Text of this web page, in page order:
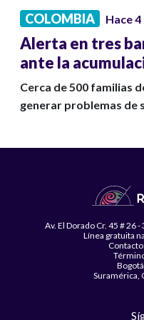
COLOMBIA Hace 4
Alerta en tres
ante la
Cerca de 500 familias
generar problemas de
Av. El Dorado Cr. 45 # 26
Línea gratuita
Suramérica,